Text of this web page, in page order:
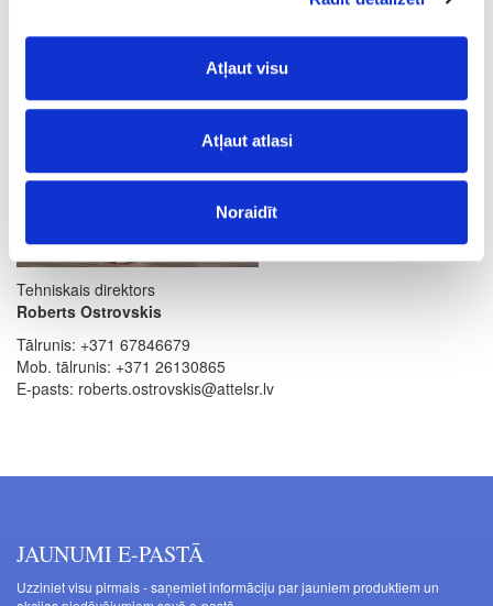
Atļaut visu
Atļaut atlasi
Noraidīt
Tehniskais direktors
Roberts Ostrovskis
Tālrunis: +371 67846679
Mob. tālrunis: +371 26130865
E-pasts: roberts.ostrovskis@attelsr.lv
JAUNUMI E-PASTĀ
Uzziniet visu pirmais - saņemiet informāciju par jauniem produktiem un